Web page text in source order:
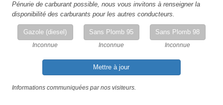
Pénurie de carburant possible, nous vous invitons à renseigner la
disponibilité des carburants pour les autres conducteurs.
Gazole (diesel)
Inconnue
Sans Plomb 95
Inconnue
Sans Plomb 98
Inconnue
Mettre à jour
Informations communiquées par nos visiteurs.